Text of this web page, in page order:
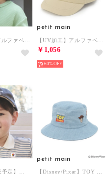
petit main
￥1,056
60%
petit main